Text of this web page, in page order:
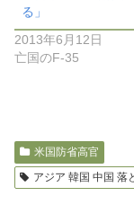
る」
2013年6月12日
亡国のF-35
米国防省高官
アジア 韓国 中国 落